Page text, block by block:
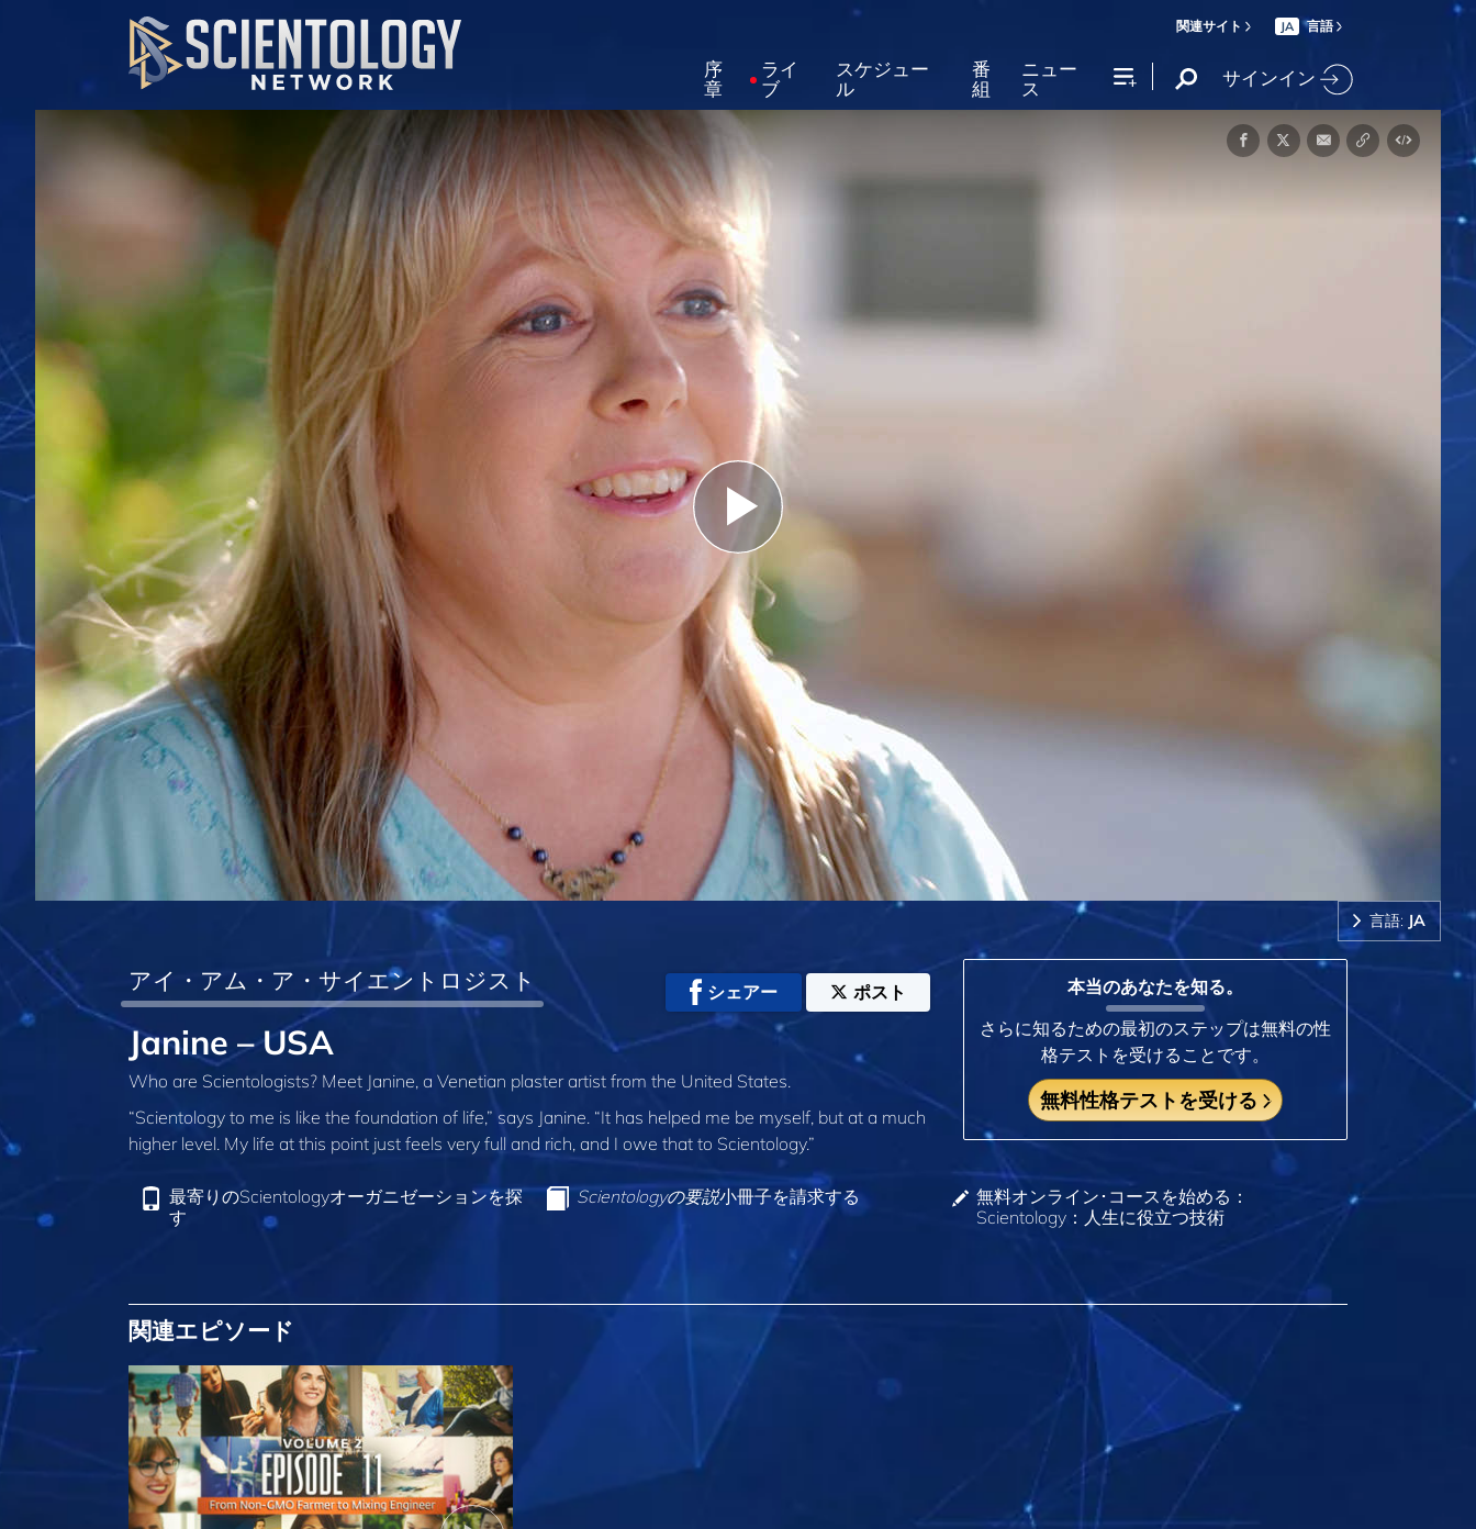
関連サイト JA 言語
序
章
ライ
ブ
スケジュー
ル
番
組
ニュー
ス サインイン
Play
Video
言語: JA
アイ・アム・ア・サイエントロジスト シェアー ポスト
Janine – USA
Who are Scientologists? Meet Janine, a Venetian plaster artist from the United States.
“Scientology to me is like the foundation of life,” says Janine. “It has helped me be myself, but at a much
higher level. My life at this point just feels very full and rich, and I owe that to Scientology.”
本当のあなたを知る。
さらに知るための最初のステップは無料の性
格テストを受けることです。
無料性格テストを受ける
最寄りのScientologyオーガニゼーションを探
す
Scientologyの要説小冊子を請求する
無料オンライン･コースを始める：
Scientology：人生に役立つ技術
関連エピソード